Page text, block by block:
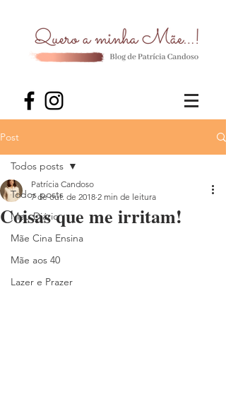
Post
Todos posts
Meu Diário
Mãe Cina Ensina
Mãe aos 40
Lazer e Prazer
Todos posts
Coisas que me irritam!
Patrícia Candoso
7 de out. de 2018 2 min de leitura